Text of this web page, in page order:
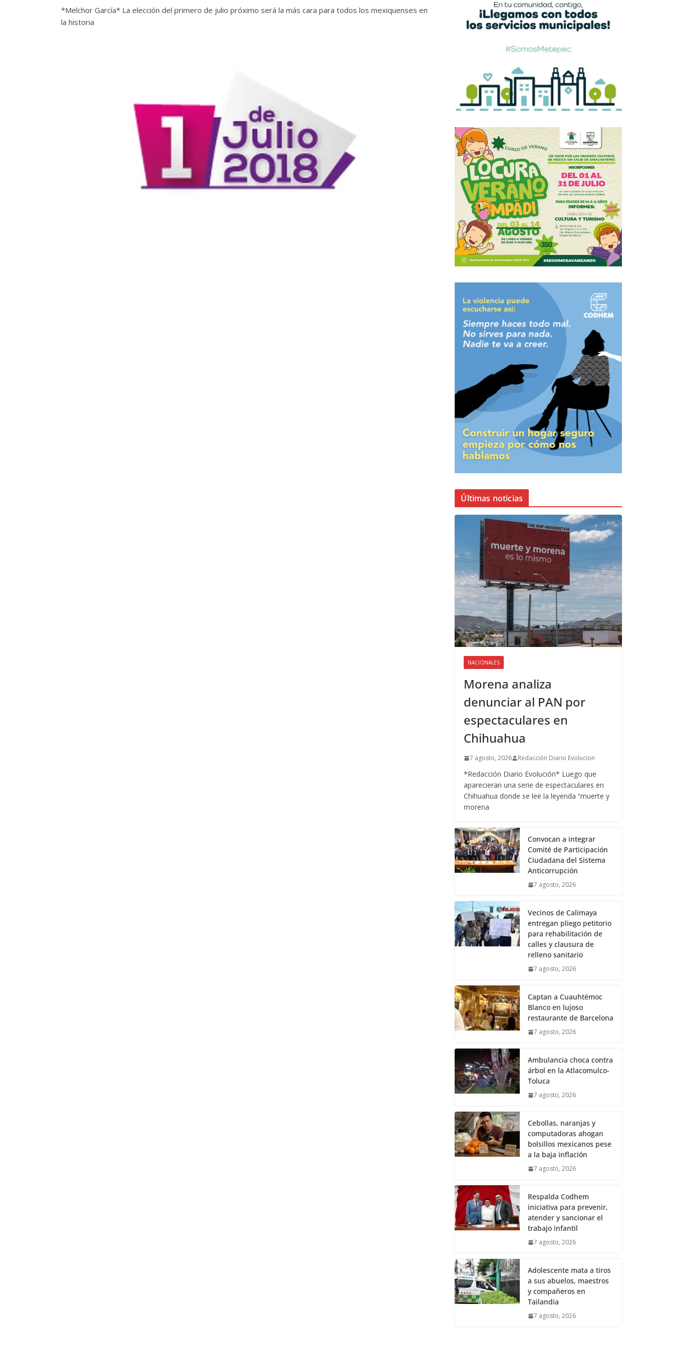
*Melchor García* La elección del primero de julio próximo será la más cara para todos los mexiquenses en
la historia
Últimas noticias
NACIONALES
Morena analiza
denunciar al PAN por
espectaculares en
Chihuahua
7 agosto, 2026 Redacción Diario Evolucion
*Redacción Diario Evolución* Luego que
aparecieran una serie de espectaculares en
Chihuahua donde se lee la leyenda “muerte y
morena
Convocan a integrar
Comité de Participación
Ciudadana del Sistema
Anticorrupción
7 agosto, 2026
Vecinos de Calimaya
entregan pliego petitorio
para rehabilitación de
calles y clausura de
relleno sanitario
7 agosto, 2026
Captan a Cuauhtémoc
Blanco en lujoso
restaurante de Barcelona
7 agosto, 2026
Ambulancia choca contra
árbol en la Atlacomulco-
Toluca
7 agosto, 2026
Cebollas, naranjas y
computadoras ahogan
bolsillos mexicanos pese
a la baja inflación
7 agosto, 2026
Respalda Codhem
iniciativa para prevenir,
atender y sancionar el
trabajo infantil
7 agosto, 2026
Adolescente mata a tiros
a sus abuelos, maestros
y compañeros en
Tailandia
7 agosto, 2026